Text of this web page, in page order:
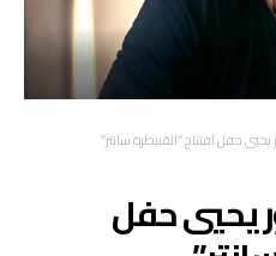
حفل افتتاح “القنيطرة سانتر”
يحيي حفل